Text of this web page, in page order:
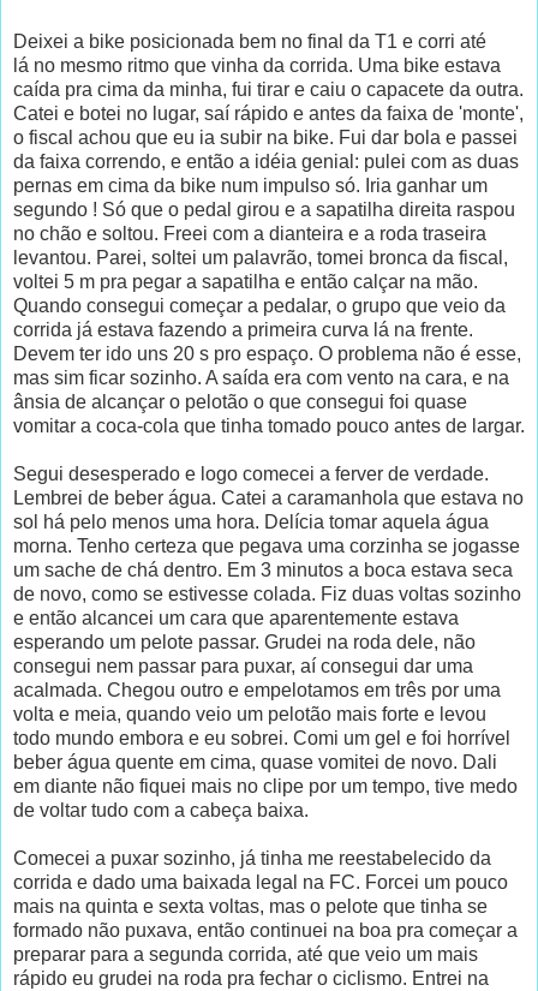
Deixei a bike posicionada bem no final da T1 e corri até
lá no mesmo ritmo que vinha da corrida. Uma bike estava
caída pra cima da minha, fui tirar e caiu o capacete da outra.
Catei e botei no lugar, saí rápido e antes da faixa de 'monte',
o fiscal achou que eu ia subir na bike. Fui dar bola e passei
da faixa correndo, e então a idéia genial: pulei com as duas
pernas em cima da bike num impulso só. Iria ganhar um
segundo ! Só que o pedal girou e a sapatilha direita raspou
no chão e soltou. Freei com a dianteira e a roda traseira
levantou. Parei, soltei um palavrão, tomei bronca da fiscal,
voltei 5 m pra pegar a sapatilha e então calçar na mão.
Quando consegui começar a pedalar, o grupo que veio da
corrida já estava fazendo a primeira curva lá na frente.
Devem ter ido uns 20 s pro espaço. O problema não é esse,
mas sim ficar sozinho. A saída era com vento na cara, e na
ânsia de alcançar o pelotão o que consegui foi quase
vomitar a coca-cola que tinha tomado pouco antes de largar.
Segui desesperado e logo comecei a ferver de verdade.
Lembrei de beber água. Catei a caramanhola que estava no
sol há pelo menos uma hora. Delícia tomar aquela água
morna. Tenho certeza que pegava uma corzinha se jogasse
um sache de chá dentro. Em 3 minutos a boca estava seca
de novo, como se estivesse colada. Fiz duas voltas sozinho
e então alcancei um cara que aparentemente estava
esperando um pelote passar. Grudei na roda dele, não
consegui nem passar para puxar, aí consegui dar uma
acalmada. Chegou outro e empelotamos em três por uma
volta e meia, quando veio um pelotão mais forte e levou
todo mundo embora e eu sobrei. Comi um gel e foi horrível
beber água quente em cima, quase vomitei de novo. Dali
em diante não fiquei mais no clipe por um tempo, tive medo
de voltar tudo com a cabeça baixa.
Comecei a puxar sozinho, já tinha me reestabelecido da
corrida e dado uma baixada legal na FC. Forcei um pouco
mais na quinta e sexta voltas, mas o pelote que tinha se
formado não puxava, então continuei na boa pra começar a
preparar para a segunda corrida, até que veio um mais
rápido eu grudei na roda pra fechar o ciclismo. Entrei na